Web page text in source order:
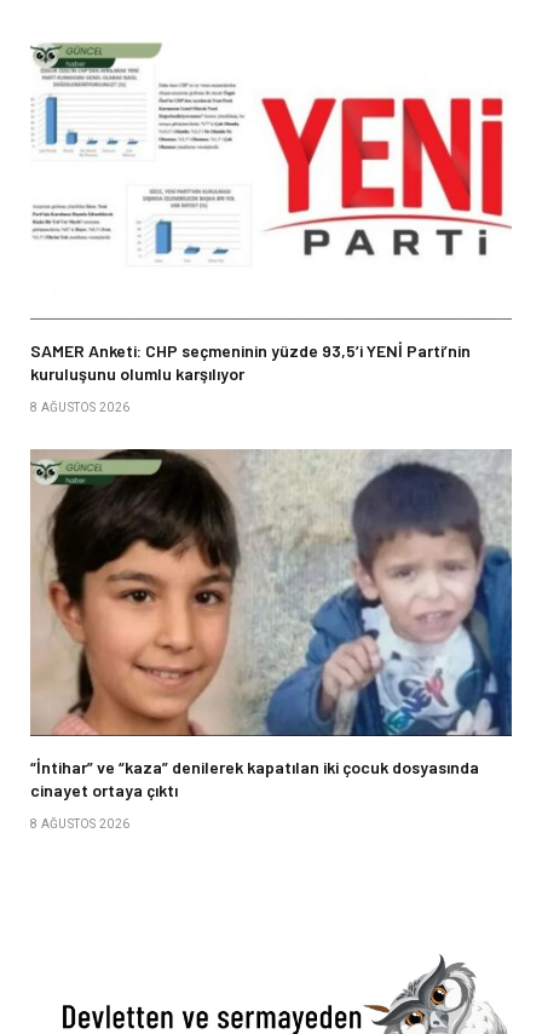
SAMER Anketi: CHP seçmeninin yüzde 93,5’i YENİ Parti’nin
kuruluşunu olumlu karşılıyor
8 AĞUSTOS 2026
“İntihar” ve “kaza” denilerek kapatılan iki çocuk dosyasında
cinayet ortaya çıktı
8 AĞUSTOS 2026